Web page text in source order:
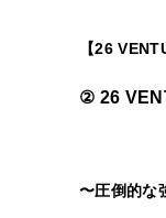
【26
② 26
〜圧倒的な